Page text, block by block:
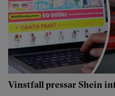
Vinstfall pressar Shein